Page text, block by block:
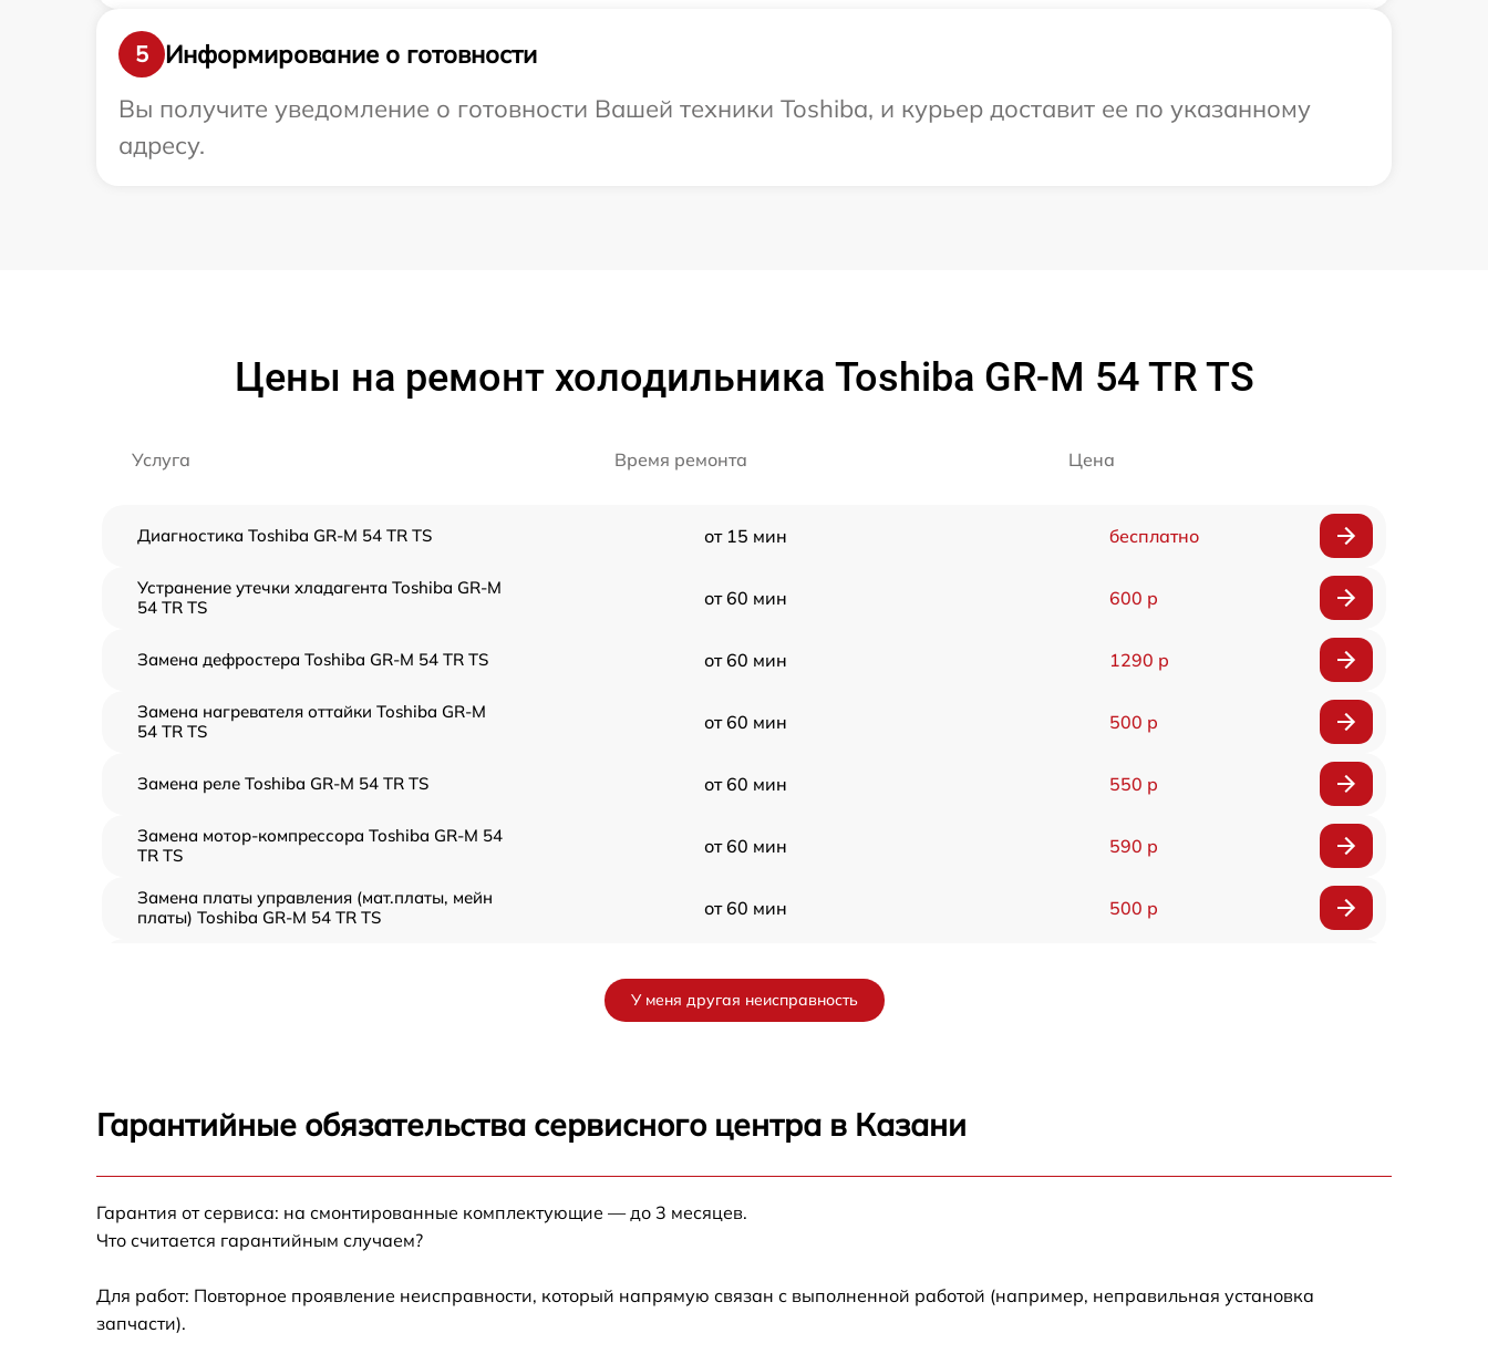
5
Информирование о готовности
Вы получите уведомление о готовности Вашей техники Toshiba, и курьер доставит ее по указанному
адресу.
Цены на ремонт холодильника Toshiba GR-M 54 TR TS
Услуга Время ремонта Цена
Диагностика Toshiba GR-M 54 TR TS от 15 мин бесплатно
Устранение утечки хладагента Toshiba GR-M
54 TR TS
от 60 мин 600 р
Замена дефростера Toshiba GR-M 54 TR TS от 60 мин 1290 р
Замена нагревателя оттайки Toshiba GR-M
54 TR TS
от 60 мин 500 р
Замена реле Toshiba GR-M 54 TR TS от 60 мин 550 р
Замена мотор-компрессора Toshiba GR-M 54
TR TS
от 60 мин 590 р
Замена платы управления (мат.платы, мейн
платы) Toshiba GR-M 54 TR TS
от 60 мин 500 р
Замена электросхемы Toshiba GR-M 54 TR TS от 60 мин
Устранение засора трубопровода Toshiba
У меня другая неисправность
Гарантийные обязательства сервисного центра в Казани
Гарантия от сервиса: на смонтированные комплектующие — до 3 месяцев.
Что считается гарантийным случаем?
Для работ: Повторное проявление неисправности, который напрямую связан с выполненной работой (например, неправильная установка
запчасти).